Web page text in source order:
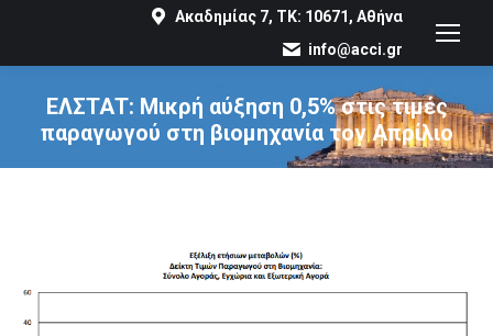
Ακαδημίας 7, ΤΚ: 10671, Αθήνα
info@acci.gr
ΕΛΣΤΑΤ: Μικρή αύξηση 0,5% στις τιμές
παραγωγού στη βιομηχανία τον Απρίλιο
You are here: